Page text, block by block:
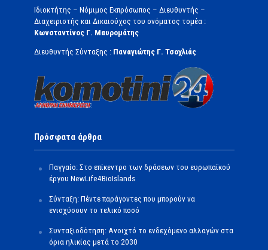
Ιδιοκτήτης – Νόμιμος Εκπρόσωπος – Διευθυντής –
Διαχειριστής και Δικαιούχος του ονόματος τομέα :
Κωνσταντίνος Γ. Μαυρομάτης
Διευθυντής Σύνταξης : Παναγιώτης Γ. Τσοχλιάς
Πρόσφατα άρθρα
Παγγαίο: Στο επίκεντρο των δράσεων του ευρωπαϊκού
έργου NewLife4BioIslands
Σύνταξη: Πέντε παράγοντες που μπορούν να
ενισχύσουν το τελικό ποσό
Συνταξιοδότηση: Ανοιχτό το ενδεχόμενο αλλαγών στα
όρια ηλικίας μετά το 2030